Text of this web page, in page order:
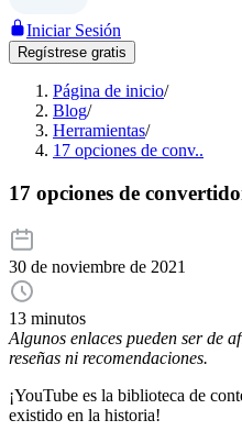
Iniciar Sesión
Regístrese gratis
Página de inicio/
Blog/
Herramientas/
17 opciones de conv..
17 opciones de
30 de noviembre de 2021
13 minutos
Algunos enlaces pueden ser de
reseñas ni recomendaciones.
¡YouTube es la biblioteca de
existido en la historia!